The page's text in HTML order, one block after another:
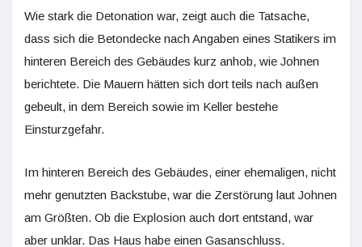
Wie stark die Detonation war, zeigt auch die Tatsache,
dass sich die Betondecke nach Angaben eines Statikers im
hinteren Bereich des Gebäudes kurz anhob, wie Johnen
berichtete. Die Mauern hätten sich dort teils nach außen
gebeult, in dem Bereich sowie im Keller bestehe
Einsturzgefahr.
Im hinteren Bereich des Gebäudes, einer ehemaligen, nicht
mehr genutzten Backstube, war die Zerstörung laut Johnen
am Größten. Ob die Explosion auch dort entstand, war
aber unklar. Das Haus habe einen Gasanschluss.